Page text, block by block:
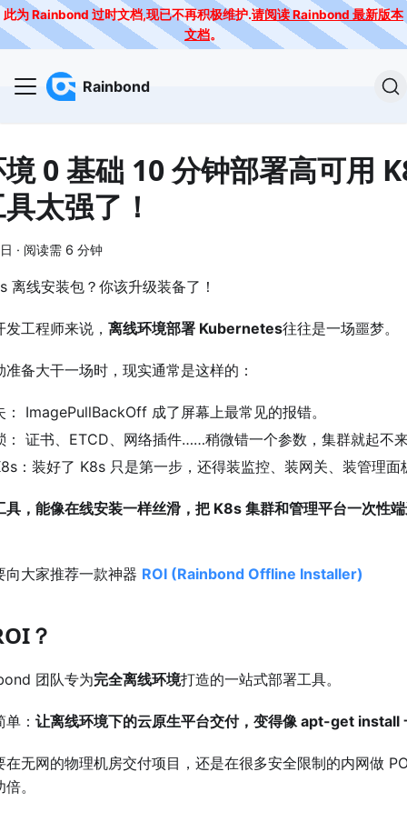
此为 Rainbond 过时文档,现已不再积极维护.请阅读 Rainbond 最新版本
文档。
Rainbond
0 基础 10 分钟部署高可用
太强了！
· 阅读需 6 分钟
离线安装包？你该升级装备了！
工程师来说， 离线环境部署 Kubernetes往往是一场噩梦。
备大干一场时，现实通常是这样的：
： ImagePullBackOff 成了屏幕上最常见的报错。
： 证书、ETCD、网络插件……稍微错一个参数，集群就起不
：装好了 K8s 只是第一步，还得装监控、装网关、装管理
具，能像在线安装一样丝滑，把 K8s 集群和管理平台一次性
向大家推荐一款神器 ROI (Rainbond Offline Installer)
？
团队专为完全离线环境打造的一站式部署工具。
： 让离线环境下的云原生平台交付，变得像 apt-get install
在无网的物理机房交付项目，还是在很多安全限制的内网做
。